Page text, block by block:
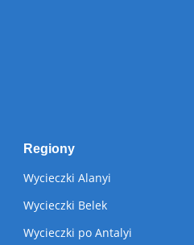
Regiony
Wycieczki Alanyi
Wycieczki Belek
Wycieczki po Antalyi